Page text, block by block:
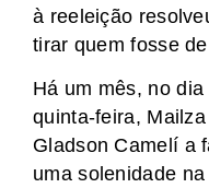
à reeleição
tirar quem fosse
Há um mês, no
quinta-feira,
Gladson Camelí a
uma solenidade